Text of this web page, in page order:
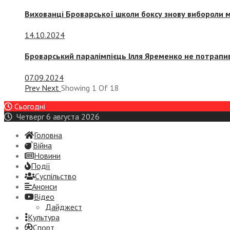
Вихованці Броварської школи боксу знову вибороли
14.10.2024
Броварський паралімпієць Ілля Яременко не
07.09.2024
Prev Next Showing 1 Of 18
Сьогодні
Четверг 6 августа 2026
Головна
Війна
Новини
Події
Суспiльство
Анонси
Відео
Дайджест
Культура
Спорт